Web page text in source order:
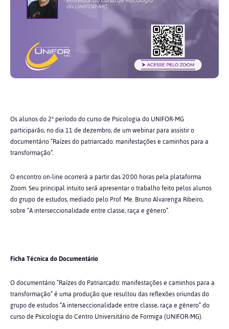
Os alunos do 2º período do curso de Psicologia do UNIFOR-MG
participarão, no dia 11 de dezembro, de um webinar para assistir o
documentário “Raízes do patriarcado: manifestações e caminhos para a
transformação”.
O encontro on-line ocorrerá a partir das 20:00 horas pela plataforma
Zoom. Seu principal intuito será apresentar o trabalho feito pelos alunos
do grupo de estudos, mediado pelo Prof. Me. Bruno Alvarenga Ribeiro,
sobre “A interseccionalidade entre classe, raça e gênero”.
Ficha Técnica do Documentário
O documentário “Raízes do Patriarcado: manifestações e caminhos para a
transformação” é uma produção que resultou das reflexões oriundas do
grupo de estudos “A interseccionalidade entre classe, raça e gênero” do
curso de Psicologia do Centro Universitário de Formiga (UNIFOR-MG).